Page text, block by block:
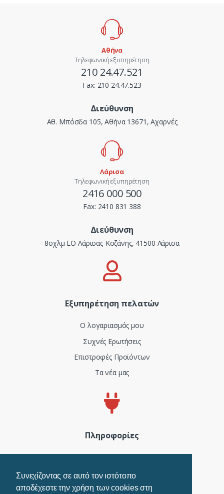
Συνεχίζοντας σε αυτό τον ιστότοπο
αποδέχεστε την χρήση των cookies στη
Αθήνα
Τηλεφωνική εξυπηρέτηση
210 24.47.521
Fax: 210 24.47.523
Διεύθυνση
Αθ. Μπόσδα 105, Αθήνα 13671, Αχαρνές
Λάρισα
Τηλεφωνική εξυπηρέτηση
2416 000 500
Fax: 2410 831 388
Διεύθυνση
8οχλμ ΕΟ Λάρισας-Κοζάνης, 41500 Λάρισα
Εξυπηρέτηση πελατών
Ο λογαριασμός μου
Συχνές Ερωτήσεις
Επιστροφές Προϊόντων
Τα νέα μας
Πληροφορίες
Όροι Χρήσης
Τρόποι Πληρωμής